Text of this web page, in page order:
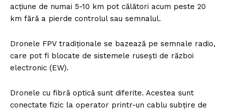
acțiune de numai 5-10 km pot călători acum peste 20
km fără a pierde controlul sau semnalul.
Dronele FPV tradiționale se bazează pe semnale radio,
care pot fi blocate de sistemele rusești de război
electronic (EW).
Dronele cu fibră optică sunt diferite. Acestea sunt
conectate fizic la operator printr-un cablu subțire de